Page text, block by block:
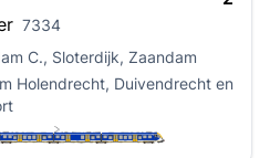
7334
C., Sloterdijk, Zaandam
Holendrecht, Duivendrecht en